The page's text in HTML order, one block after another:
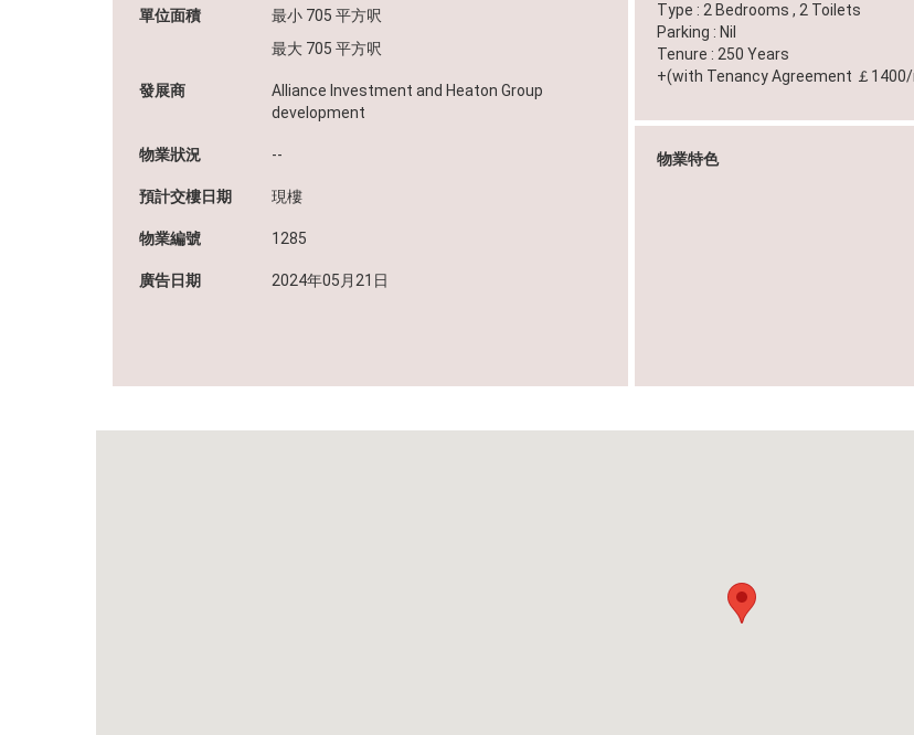
中原地產代理(海外)有限公司（牌照號碼：C-089108）
原地產代理(海外)概不負責。
使用條款 私隱政策聲明
單位面積
最小 705 平方呎
最大 705 平方呎
發展商
Alliance Investment and Heaton Group
development
物業狀況 --
預計交樓日期 現樓
物業編號 1285
廣告日期 2024年05月21日
Type : 2 Bedrooms , 2 Toilets
Parking : Nil
Tenure : 250 Years
物業特色